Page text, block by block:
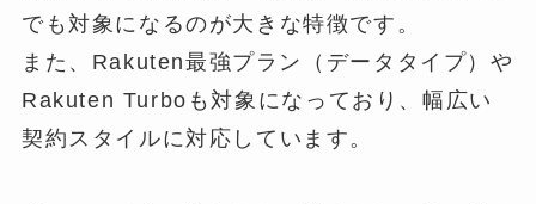
でも対象になるのが大きな特徴です。
また、Rakuten最強プラン（データタイプ）や
Rakuten Turboも対象になっており、幅広い
契約スタイルに対応しています。